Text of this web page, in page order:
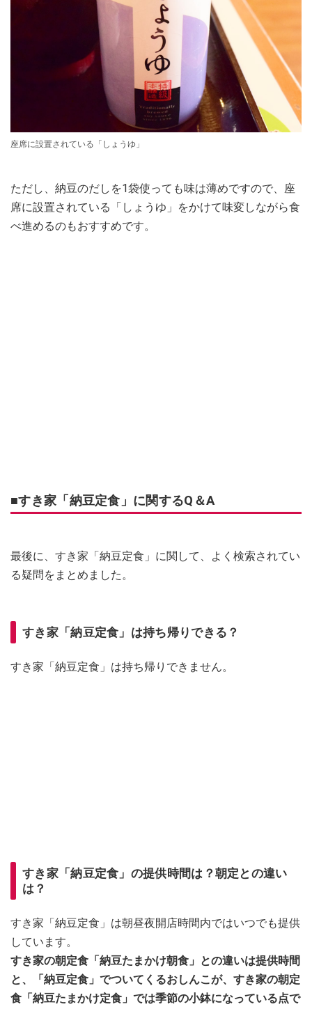
座席に設置されている「しょうゆ」
ただし、納豆のだしを1袋使っても味は薄めですので、座
席に設置されている「しょうゆ」をかけて味変しながら食
べ進めるのもおすすめです。
■すき家「納豆定食」に関するQ＆A
最後に、すき家「納豆定食」に関して、よく検索されてい
る疑問をまとめました。
すき家「納豆定食」は持ち帰りできる？
すき家「納豆定食」は持ち帰りできません。
すき家「納豆定食」の提供時間は？朝定との違い
は？
すき家「納豆定食」は朝昼夜開店時間内ではいつでも提供
しています。
すき家の朝定食「納豆たまかけ朝食」との違いは提供時間
と、「納豆定食」でついてくるおしんこが、すき家の朝定
食「納豆たまかけ定食」では季節の小鉢になっている点で